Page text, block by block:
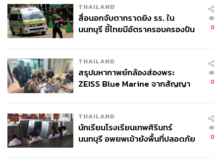
ท้าทายของเศรษฐกิจไทยภายใต้บริบทในอนาคตและนโยบาย
ที่เหมาะสม’ กล่าวว่า จากการแพร่ระบาดของโควิด-19 ทำให้
รายได้ของประเทศหายไปสูงถึง 2.2 ล้านล้านบาท และเกิด
ปัญหาความเหลื่อมล้ำ เป็นชนวนสำคัญเร่งเข้าสู่สังคมผู้สูง
ต่ำกว่า 2% ต่ำกว่าช่วงปกติก่อนโควิด-19 ที่ประมาณการไว้
เพียง 3-4 % ซึ่งเป็นเกณฑ์ต่ำเมื่อเทียบกับประเทศอื่น
ไทยขยายตัวจาก 2.5% เป็น 4.5% จำเป็นต้องเกิดการลงทุน
เพิ่มปีละ 6 แสนล้านบาท ซึ่งมีข้อจำกัดแหล่งเงินในการ
สนับสนุนลงทุนในประเทศ และภาครัฐไม่สามารถก่อหนี้เพิ่ม
ได้อีก จึงจำเป็นต้องพิจารณาแหล่งเงินอื่น เช่น สภาพคล่อง
THAILAND
สื่อนอกจับตากราดยิง รร. ใน
นนทบุรี ชี้ไทยมีอัตราครอบครองปืน
0
THAILAND
สรุปมหากาพย์กล้องส่องพระ
ZEISS Blue Marine จากสัญญา
จ่ายหนี้-แอบระบุแบรนด์
0
THAILAND
นักเรียนโรงเรียนเทพศิรินทร์
นนทบุรี อพยพเข้ายังพื้นที่ปลอดภัย
0